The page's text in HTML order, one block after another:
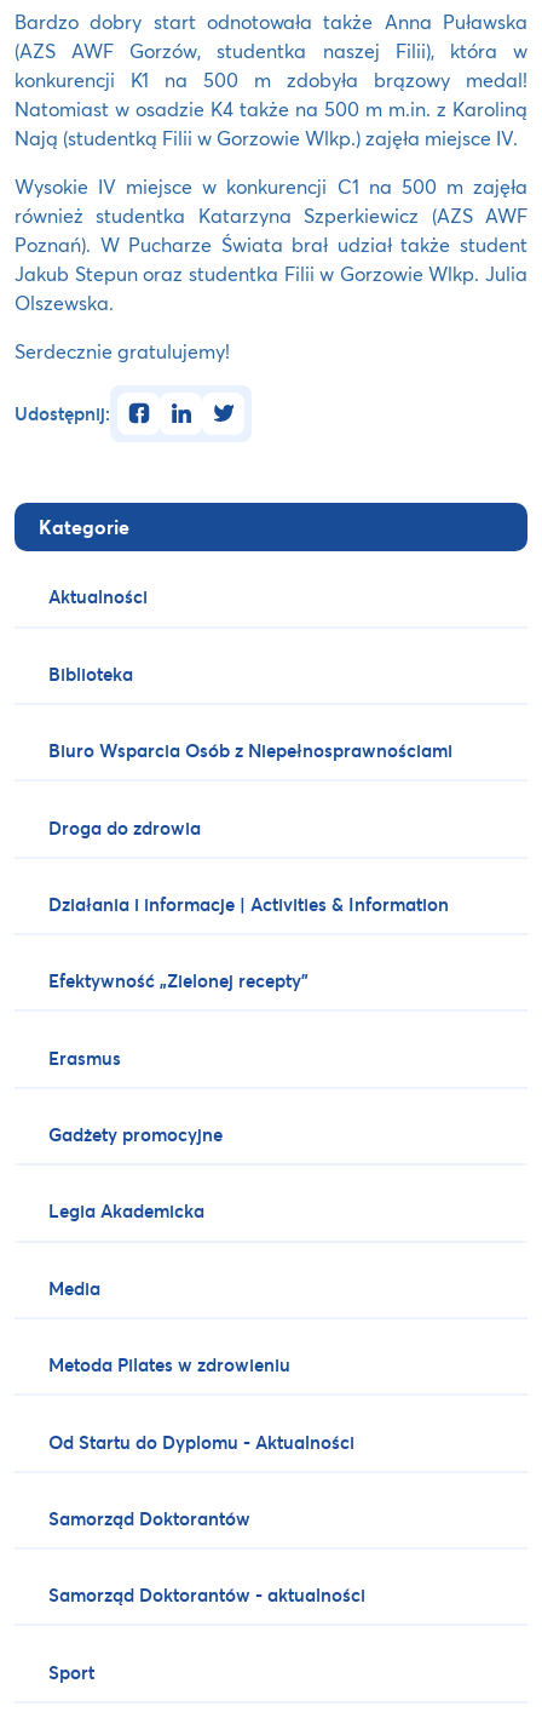
Kategorie
Aktualności
Biblioteka
Biuro Wsparcia Osób z Niepełnosprawnościami
Droga do zdrowia
Działania i informacje | Activities & Information
Efektywność „Zielonej recepty”
Erasmus
Gadżety promocyjne
Legia Akademicka
Media
Metoda Pilates w zdrowieniu
Od Startu do Dyplomu - Aktualności
Samorząd Doktorantów
Samorząd Doktorantów - aktualności
Sport
Bardzo dobry start odnotowała także Anna Puławska
(AZS AWF Gorzów, studentka naszej Filii), która w
konkurencji K1 na 500 m zdobyła brązowy medal!
Natomiast w osadzie K4 także na 500 m m.in. z Karoliną
Nają (studentką Filii w Gorzowie Wlkp.) zajęła miejsce IV.
Wysokie IV miejsce w konkurencji C1 na 500 m zajęła
również studentka Katarzyna Szperkiewicz (AZS AWF
Poznań). W Pucharze Świata brał udział także student
Jakub Stepun oraz studentka Filii w Gorzowie Wlkp. Julia
Olszewska.
Serdecznie gratulujemy!
Udostępnij: facebooklinkedintwitter